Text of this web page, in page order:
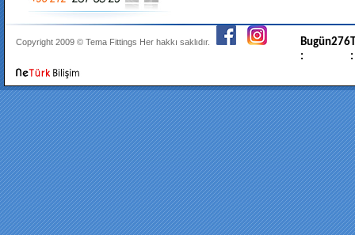
Copyright 2009 © Tema Fittings Her hakkı saklıdır.
Bugün
:
276
: